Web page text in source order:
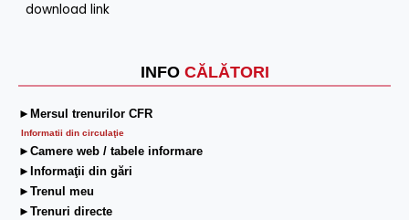
INFO CĂLĂTORI
►Mersul trenurilor CFR
Informatii din circulaţie
►Camere web / tabele informare
►Informaţii din gări
►Trenul meu
►Trenuri directe
download link